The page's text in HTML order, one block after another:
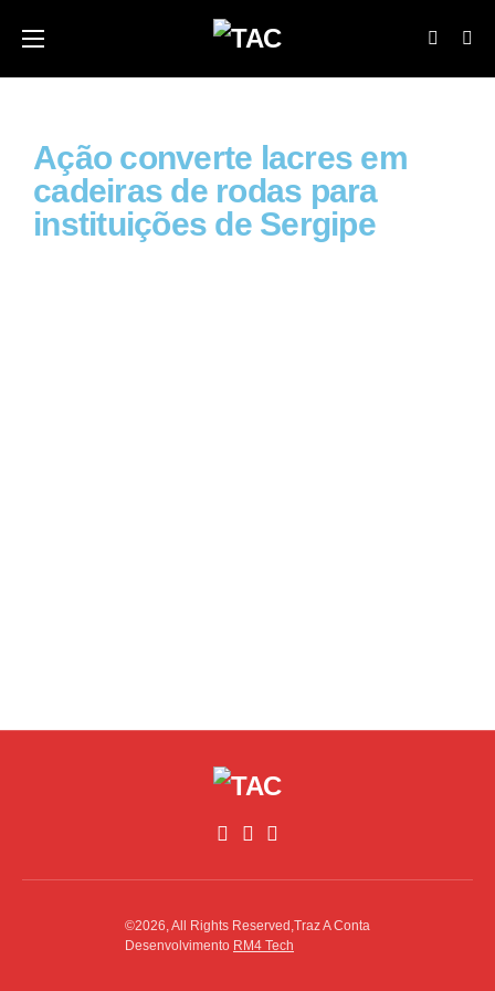
Ação converte lacres em
cadeiras de rodas para
instituições de Sergipe
©2026, All Rights Reserved,Traz A Conta
Desenvolvimento RM4 Tech